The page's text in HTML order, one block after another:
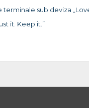
terminale sub deviza
it. Keep it.”